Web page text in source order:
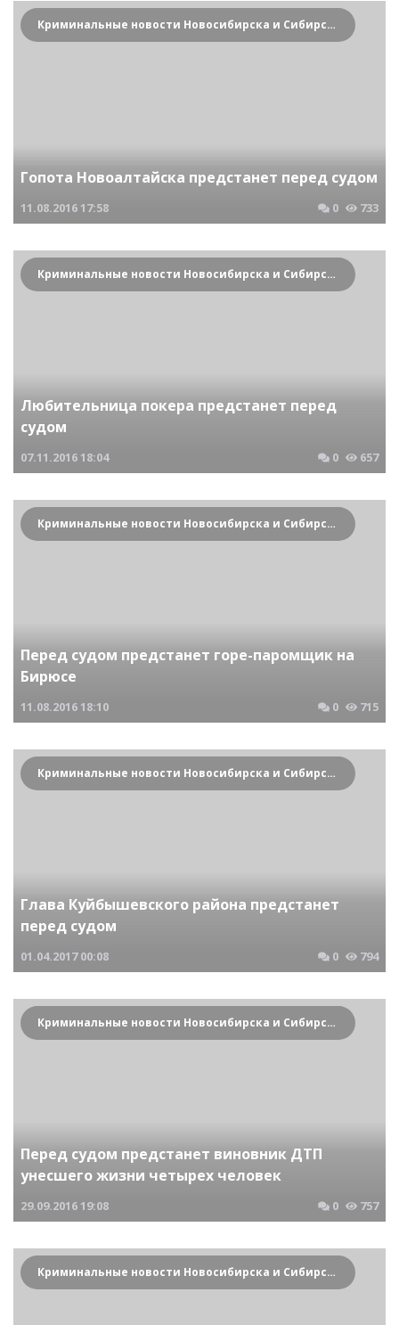
Криминальные новости Новосибирска и Сибирского региона
Гопота Новоалтайска предстанет перед судом
11.08.201617:58 0 733
Криминальные новости Новосибирска и Сибирского региона
Любительница покера предстанет перед
судом
07.11.201618:04 0 657
Криминальные новости Новосибирска и Сибирского региона
Перед судом предстанет горе-паромщик на
Бирюсе
11.08.201618:10 0 715
Криминальные новости Новосибирска и Сибирского региона
Глава Куйбышевского района предстанет
перед судом
01.04.2017 00:08 0 794
Криминальные новости Новосибирска и Сибирского региона
Перед судом предстанет виновник ДТП
унесшего жизни четырех человек
29.09.201619:08 0 757
Криминальные новости Новосибирска и Сибирского региона